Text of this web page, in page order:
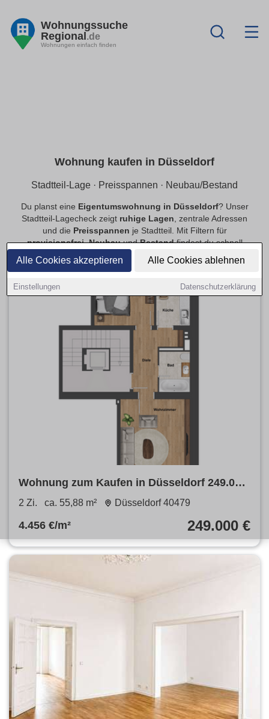
Alle Cookies akzeptieren Alle Cookies ablehnen
Einstellungen Datenschutzerklärung
Wohnungssuche
Regional.de
Wohnungen einfach finden
Wohnung kaufen in Düsseldorf
Stadtteil-Lage · Preisspannen · Neubau/Bestand
Du planst eine Eigentumswohnung in Düsseldorf? Unser
Stadtteil-Lagecheck zeigt ruhige Lagen , zentrale Adressen
und die Preisspannen je Stadtteil. Mit Filtern für
provisionsfrei,NeubauundBestandfindest du schnell
passende Angebote.
Wohnung zum Kaufen in Düsseldorf 249.000
€ 55.88 m²
2 Zi. ca. 55,88 m² Düsseldorf 40479
4.456 €/m² 249.000 €